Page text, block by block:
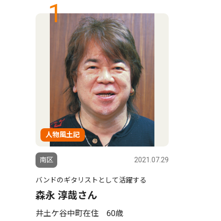
1
人物風土記
南区 2021.07.29
バンドのギタリストとして活躍する
森永 淳哉さん
井土ケ谷中町在住 60歳